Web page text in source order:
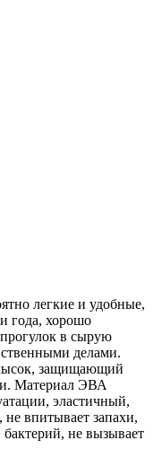
легкие и удобные,
года, хорошо
в сырую
делами.
защищающий
Материал ЭВА
эластичный,
впитывает запахи,
не вызывает